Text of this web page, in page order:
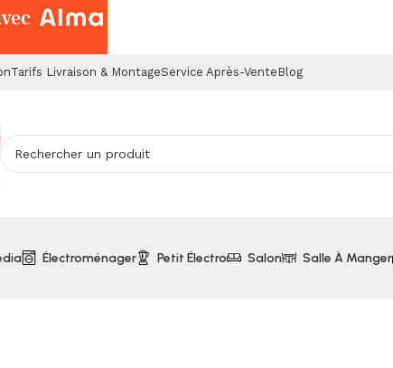
Tarifs Livraison & MontageService Après-Vente Blog
Électroménager Petit Électro Salon Salle À Manger